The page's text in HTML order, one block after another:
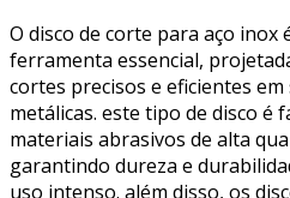
O disco de corte para aço inox
ferramenta essencial,
cortes precisos e eficientes
metálicas. este tipo de disco é
materiais abrasivos de alta
garantindo dureza e
uso intenso. além disso, os